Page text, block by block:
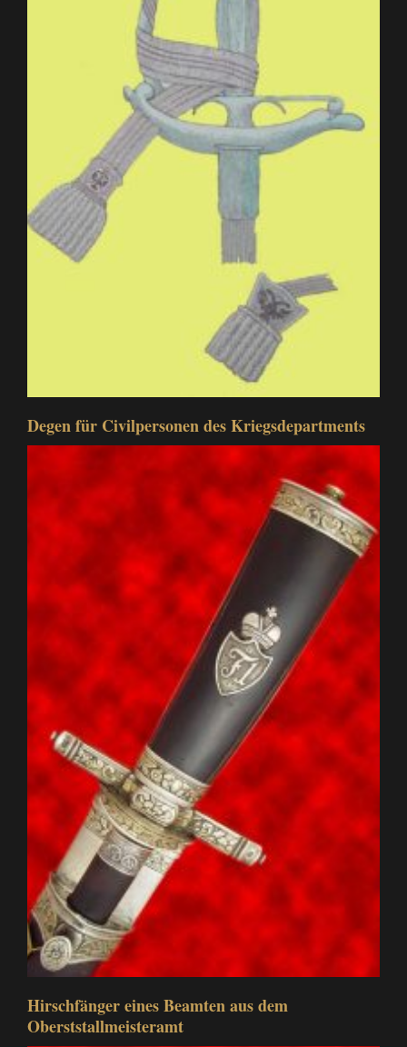
Degen für Civilpersonen des Kriegsdepartments
Hirschfänger eines Beamten aus dem
Oberststallmeisteramt